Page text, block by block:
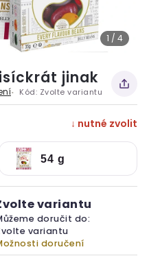
1 / 4
jinak
Kód: Zvolte variantu
↓ nutné zvolit
54 g
variantu
doručit do:
variantu
doručení